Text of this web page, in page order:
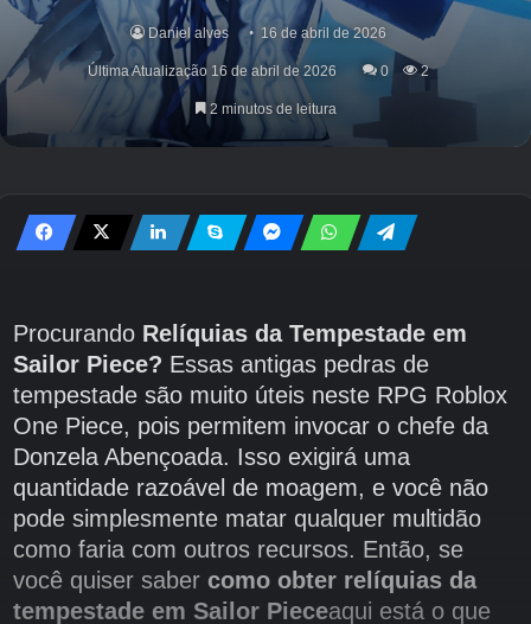
Daniel alves 16 de abril de 2026
Última Atualização 16 de abril de 2026 0 2
2 minutos de leitura
Procurando Relíquias da Tempestade em
Sailor Piece? Essas antigas pedras de
tempestade são muito úteis neste RPG Roblox
One Piece, pois permitem invocar o chefe da
Donzela Abençoada. Isso exigirá uma
quantidade razoável de moagem, e você não
pode simplesmente matar qualquer multidão
como faria com outros recursos. Então, se
você quiser saber como obter relíquias da
tempestade em Sailor Pieceaqui está o que